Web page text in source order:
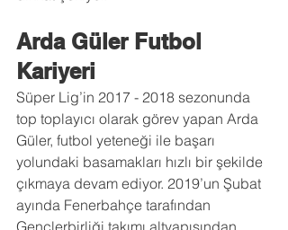
Arda Güler Futbol
Kariyeri
Süper Lig’in 2017 - 2018 sezonunda
top toplayıcı olarak görev yapan Arda
Güler, futbol yeteneği ile başarı
yolundaki basamakları hızlı bir şekilde
çıkmaya devam ediyor. 2019’un Şubat
ayında Fenerbahçe tarafından
Gençlerbirliği takımı altyapısından